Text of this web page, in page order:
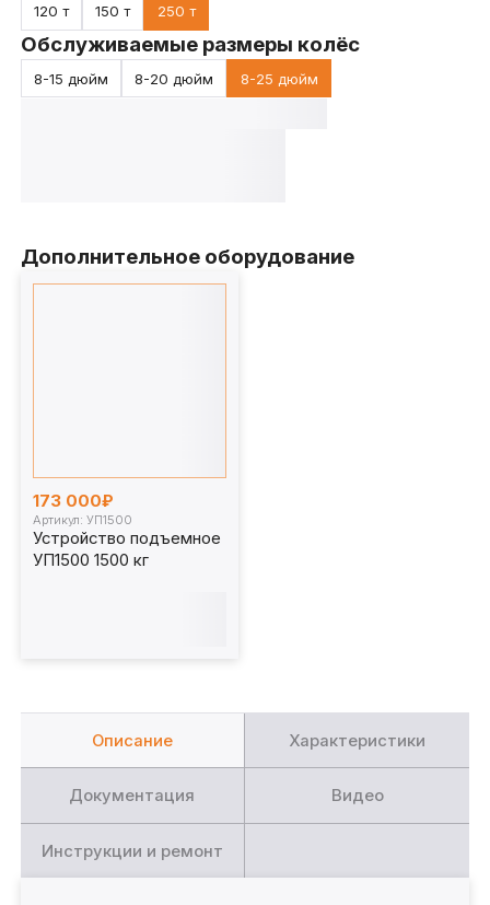
120 т 150 т 250 т
Обслуживаемые размеры колёс
8-15 дюйм 8-20 дюйм 8-25 дюйм
Дополнительное оборудование
173 000₽
Артикул: УП1500
Устройство подъемное
УП1500 1500 кг
Описание Характеристики
Документация Видео
Инструкции и ремонт